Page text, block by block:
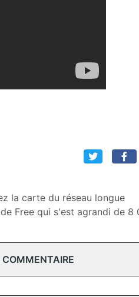
la carte du réseau longue
Free qui s'est agrandi de 8
COMMENTAIRE